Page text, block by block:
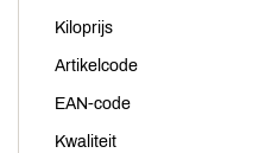
Kiloprijs
Artikelcode
EAN-code
Kwaliteit